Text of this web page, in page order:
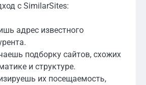
с SimilarSites:
адрес известного
подборку сайтов, схожих
и структуре.
их посещаемость,